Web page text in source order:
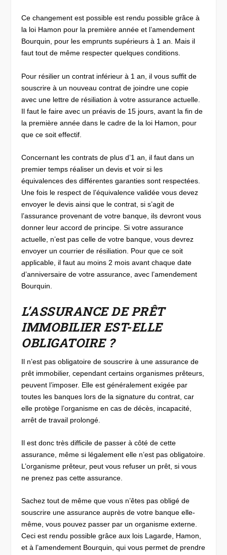
Ce changement est possible est rendu possible grâce à
la loi Hamon pour la première année et l’amendement
Bourquin, pour les emprunts supérieurs à 1 an. Mais il
faut tout de même respecter quelques conditions.
Pour résilier un contrat inférieur à 1 an, il vous suffit de
souscrire à un nouveau contrat de joindre une copie
avec une lettre de résiliation à votre assurance actuelle.
Il faut le faire avec un préavis de 15 jours, avant la fin de
la première année dans le cadre de la loi Hamon, pour
que ce soit effectif.
Concernant les contrats de plus d’1 an, il faut dans un
premier temps réaliser un devis et voir si les
équivalences des différentes garanties sont respectées.
Une fois le respect de l’équivalence validée vous devez
envoyer le devis ainsi que le contrat, si s’agit de
l’assurance provenant de votre banque, ils devront vous
donner leur accord de principe. Si votre assurance
actuelle, n’est pas celle de votre banque, vous devrez
envoyer un courrier de résiliation. Pour que ce soit
applicable, il faut au moins 2 mois avant chaque date
d’anniversaire de votre assurance, avec l’amendement
Bourquin.
L’ASSURANCE DE PRÊT
IMMOBILIER EST-ELLE
OBLIGATOIRE ?
Il n’est pas obligatoire de souscrire à une assurance de
prêt immobilier, cependant certains organismes prêteurs,
peuvent l’imposer. Elle est généralement exigée par
toutes les banques lors de la signature du contrat, car
elle protège l’organisme en cas de décès, incapacité,
arrêt de travail prolongé.
Il est donc très difficile de passer à côté de cette
assurance, même si légalement elle n’est pas obligatoire.
L’organisme prêteur, peut vous refuser un prêt, si vous
ne prenez pas cette assurance.
Sachez tout de même que vous n’êtes pas obligé de
souscrire une assurance auprès de votre banque elle-
même, vous pouvez passer par un organisme externe.
Ceci est rendu possible grâce aux lois Lagarde, Hamon,
et à l’amendement Bourquin, qui vous permet de prendre